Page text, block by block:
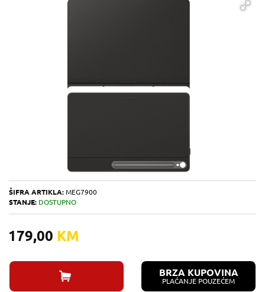
ŠIFRA ARTIKLA: MEG7900
STANJE: DOSTUPNO
179,00 KM
BRZA KUPOVINA
PLAĆANJE POUZEĆEM